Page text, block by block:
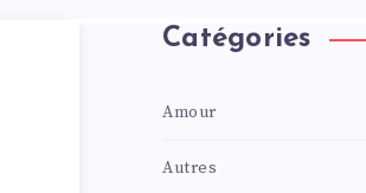
Catégories
Amour
Autres